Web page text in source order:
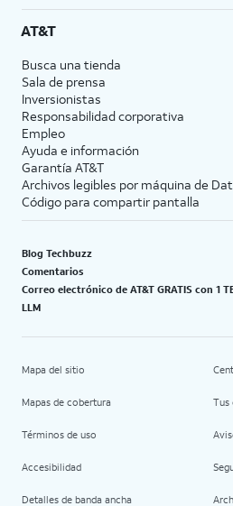
AT&T
Busca una tienda
Sala de prensa
Inversionistas
Responsabilidad corporativa
Empleo
Ayuda e información
Garantía AT&T
Archivos legibles por máquina de
Código para compartir pantalla
Blog Techbuzz
Comentarios
Correo electrónico de AT&T GRATIS con 1
LLM
Mapa del sitio
Mapas de cobertura
Términos de uso
Accesibilidad
Detalles de banda ancha
Tus